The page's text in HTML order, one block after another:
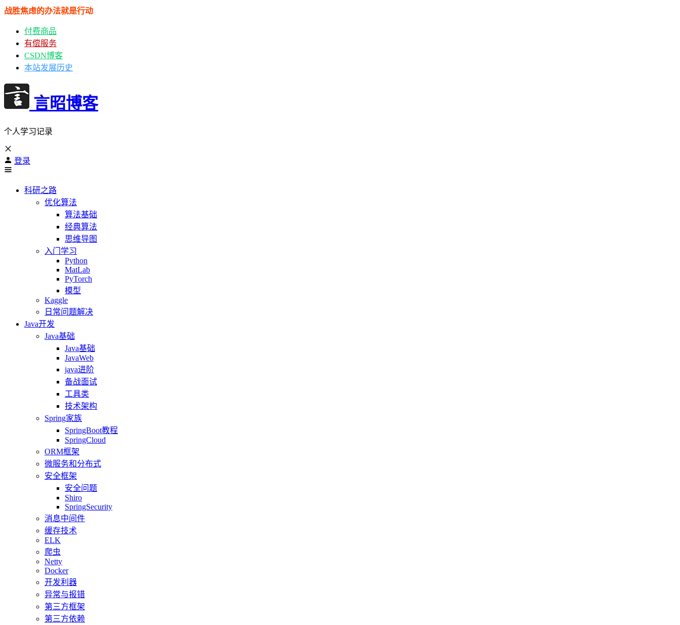
战胜焦虑的办法就是行动
付费商品
有偿服务
CSDN博客
本站发展历史
言昭博客
个人学习记录
登录
科研之路
优化算法
算法基础
经典算法
思维导图
入门学习
Python
MatLab
PyTorch
模型
Kaggle
日常问题解决
Java开发
Java基础
Java基础
JavaWeb
java进阶
备战面试
工具类
技术架构
Spring家族
SpringBoot教程
SpringCloud
ORM框架
微服务和分布式
安全框架
安全问题
Shiro
SpringSecurity
消息中间件
缓存技术
ELK
爬虫
Netty
Docker
开发利器
异常与报错
第三方框架
第三方依赖